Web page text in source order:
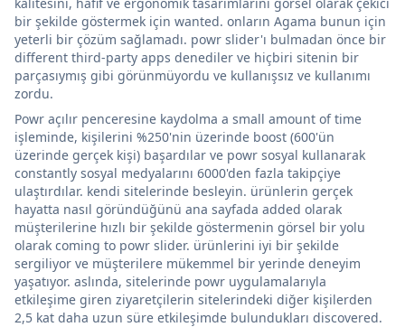
bir şekilde göstermek için wanted. onların Agama bunun için
yeterli bir çözüm sağlamadı. powr slider'ı bulmadan önce bir
different third-party apps denediler ve hiçbiri sitenin bir
parçasıymış gibi görünmüyordu ve kullanışsız ve kullanımı
zordu.
Powr açılır penceresine kaydolma a small amount of time
işleminde, kişilerini %250'nin üzerinde boost (600'ün
üzerinde gerçek kişi) başardılar ve powr sosyal kullanarak
constantly sosyal medyalarını 6000'den fazla takipçiye
ulaştırdılar. kendi sitelerinde besleyin. ürünlerin gerçek
hayatta nasıl göründüğünü ana sayfada added olarak
müşterilerine hızlı bir şekilde göstermenin görsel bir yolu
olarak coming to powr slider. ürünlerini iyi bir şekilde
sergiliyor ve müşterilere mükemmel bir yerinde deneyim
yaşatıyor. aslında, sitelerinde powr uygulamalarıyla
etkileşime giren ziyaretçilerin sitelerindeki diğer kişilerden
2,5 kat daha uzun süre etkileşimde bulundukları discovered.